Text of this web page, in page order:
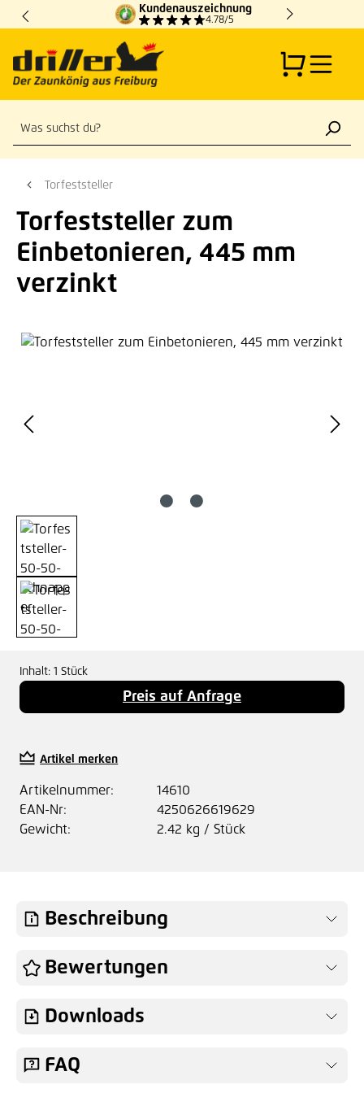
Zum Hauptinhalt springen
Kundenauszeichnung
4.78/5
Torfeststeller
Torfeststeller zum
Einbetonieren, 445 mm
verzinkt
Bildergalerie überspringen
Inhalt: 1 Stück
Preis auf Anfrage
Artikel merken
Artikelnummer:
14610
EAN-Nr:
4250626619629
Gewicht:
2.42 kg / Stück
Beschreibung
Bewertungen
Downloads
FAQ